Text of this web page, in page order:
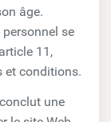
âge.
personnel se
11,
et conditions.
une